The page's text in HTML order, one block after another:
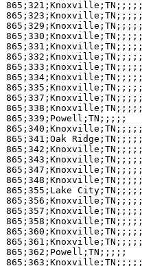
865;321;Knoxville;TN;;;;;
865;323;Knoxville;TN;;;;;
865;329;Knoxville;TN;;;;;
865;330;Knoxville;TN;;;;;
865;331;Knoxville;TN;;;;;
865;332;Knoxville;TN;;;;;
865;333;Knoxville;TN;;;;;
865;334;Knoxville;TN;;;;;
865;335;Knoxville;TN;;;;;
865;337;Knoxville;TN;;;;;
865;338;Knoxville;TN;;;;;
865;339;Powell;TN;;;;;
865;340;Knoxville;TN;;;;;
865;341;Oak Ridge;TN;;;;;
865;342;Knoxville;TN;;;;;
865;343;Knoxville;TN;;;;;
865;347;Knoxville;TN;;;;;
865;348;Knoxville;TN;;;;;
865;355;Lake City;TN;;;;;
865;356;Knoxville;TN;;;;;
865;357;Knoxville;TN;;;;;
865;358;Knoxville;TN;;;;;
865;360;Knoxville;TN;;;;;
865;361;Knoxville;TN;;;;;
865;362;Powell;TN;;;;;
865;363;Knoxville;TN;;;;;